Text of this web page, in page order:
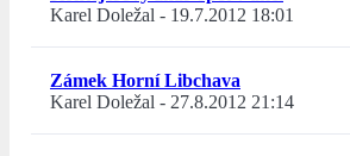
Karel Doležal - 19.7.2012 18:01
Zámek Horní Libchava
Karel Doležal - 27.8.2012 21:14